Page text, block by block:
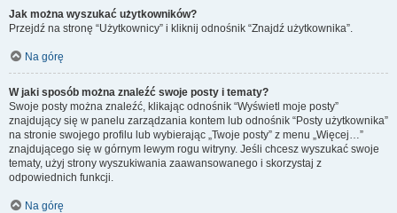
Jak można wyszukać użytkowników?
Przejdź na stronę “Użytkownicy” i kliknij odnośnik “Znajdź użytkownika”.
Na górę
W jaki sposób można znaleźć swoje posty i tematy?
Swoje posty można znaleźć, klikając odnośnik “Wyświetl moje posty”
znajdujący się w panelu zarządzania kontem lub odnośnik “Posty użytkownika”
na stronie swojego profilu lub wybierając „Twoje posty” z menu „Więcej…”
znajdującego się w górnym lewym rogu witryny. Jeśli chcesz wyszukać swoje
tematy, użyj strony wyszukiwania zaawansowanego i skorzystaj z
odpowiednich funkcji.
Na górę